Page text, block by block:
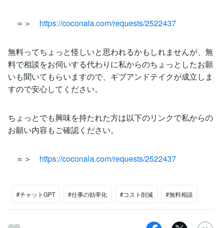
＝＞ https://coconala.com/requests/2522437
無料ってちょっと怪しいと思われるかもしれませんが、無
料で相談をお伺いする代わりに私からのちょっとしたお願
いも聞いてもらいますので、ギブアンドテイクが成立しま
すので安心してください。
ちょっとでも興味を持たれた方は以下のリンクで私からの
お願い内容もご確認ください。
＝＞ https://coconala.com/requests/2522437
#チャットGPT #仕事の効率化 #コスト削減 #無料相談